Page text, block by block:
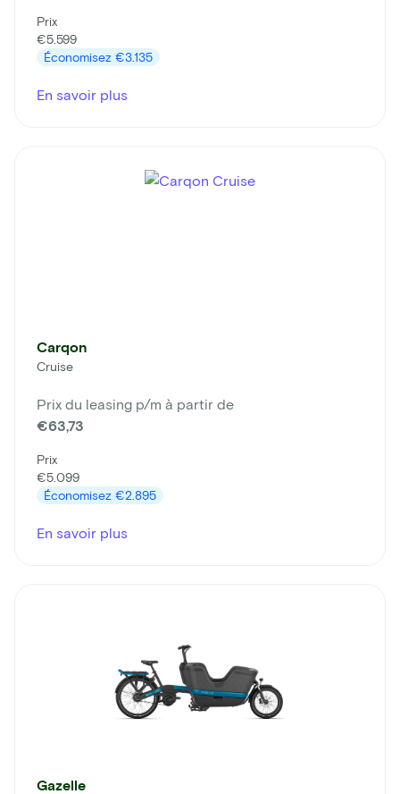
Prix
€5.599
Économisez €3.135
En savoir plus
Carqon
Cruise
Prix du leasing p/m à partir de
€63,73
Prix
€5.099
Économisez €2.895
En savoir plus
Gazelle